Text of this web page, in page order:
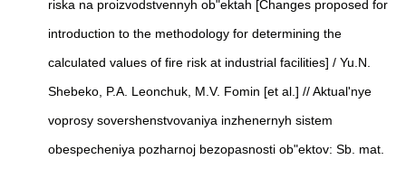
riska na proizvodstvennyh ob"ektah [Changes proposed for
introduction to the methodology for determining the
calculated values ​​of fire risk at industrial facilities] / Yu.N.
Shebeko, P.A. Leonchuk, M.V. Fomin [et al.] // Aktual'nye
voprosy sovershenstvovaniya inzhenernyh sistem
obespecheniya pozharnoj bezopasnosti ob"ektov: Sb. mat.